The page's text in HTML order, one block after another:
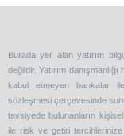
Burada yer alan yatırım
değildir. Yatırım
kabul etmeyen bankalar ile
sözleşmesi çerçevesinde
tavsiyede bulunanların
ile risk ve getiri